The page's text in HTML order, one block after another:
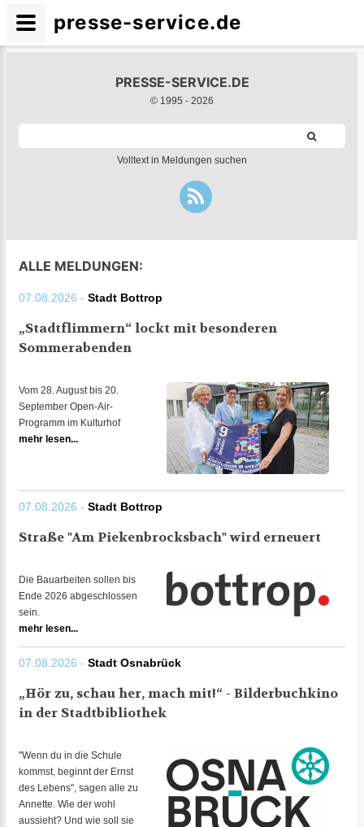
PRESSE-SERVICE.DE
© 1995 - 2026
Volltext in Meldungen suchen
ALLE MELDUNGEN:
07.08.2026 - Stadt Bottrop
„Stadtflimmern“ lockt mit besonderen
Sommerabenden
Vom 28. August bis 20.
September Open-Air-
Programm im Kulturhof
mehr lesen...
07.08.2026 - Stadt Bottrop
Straße "Am Piekenbrocksbach" wird erneuert
Die Bauarbeiten sollen bis
Ende 2026 abgeschlossen
sein.
mehr lesen...
07.08.2026 - Stadt Osnabrück
„Hör zu, schau her, mach mit!“ - Bilderbuchkino
in der Stadtbibliothek
"Wenn du in die Schule
kommst, beginnt der Ernst
des Lebens", sagen alle zu
Annette. Wie der wohl
aussieht? Und wie soll sie
presse-service.de